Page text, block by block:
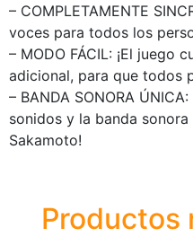
– COMPLETAMENTE
voces para todos los
– MODO FÁCIL: ¡El juego
adicional, para que todos
– BANDA SONORA
sonidos y la banda
Sakamoto!
Productos